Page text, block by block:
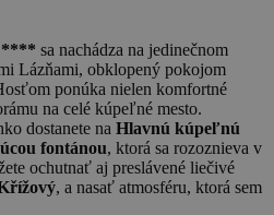
**** sa nachádza na jedinečnom
Lázňami, obklopený pokojom
ponúka nielen komfortné
na celé kúpeľné mesto.
dostanete na Hlavnú kúpeľnú
fontánou, ktorá sa rozoznieva v
ochutnať aj preslávené liečivé
, a nasať atmosféru, ktorá sem